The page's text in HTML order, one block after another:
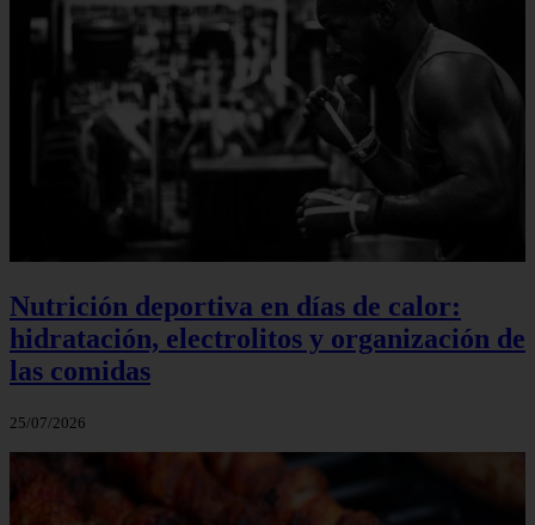
Nutrición deportiva en días de calor:
hidratación, electrolitos y organización de
las comidas
25/07/2026